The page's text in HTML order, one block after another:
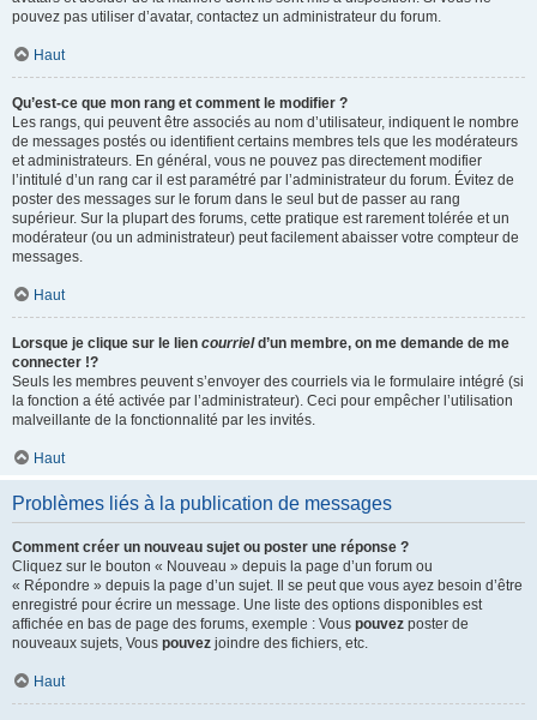
pouvez pas utiliser d’avatar, contactez un administrateur du forum.
Haut
Qu’est-ce que mon rang et comment le modifier ?
Les rangs, qui peuvent être associés au nom d’utilisateur, indiquent le nombre
de messages postés ou identifient certains membres tels que les modérateurs
et administrateurs. En général, vous ne pouvez pas directement modifier
l’intitulé d’un rang car il est paramétré par l’administrateur du forum. Évitez de
poster des messages sur le forum dans le seul but de passer au rang
supérieur. Sur la plupart des forums, cette pratique est rarement tolérée et un
modérateur (ou un administrateur) peut facilement abaisser votre compteur de
messages.
Haut
Lorsque je clique sur le lien courrield’un membre, on me demande de me
connecter !?
Seuls les membres peuvent s’envoyer des courriels via le formulaire intégré (si
la fonction a été activée par l’administrateur). Ceci pour empêcher l’utilisation
malveillante de la fonctionnalité par les invités.
Haut
Problèmes liés à la publication de messages
Comment créer un nouveau sujet ou poster une réponse ?
Cliquez sur le bouton « Nouveau » depuis la page d’un forum ou
« Répondre » depuis la page d’un sujet. Il se peut que vous ayez besoin d’être
enregistré pour écrire un message. Une liste des options disponibles est
affichée en bas de page des forums, exemple : Vous pouvez poster de
nouveaux sujets, Vous pouvez joindre des fichiers, etc.
Haut